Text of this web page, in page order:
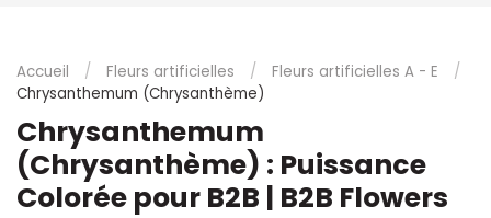
Accueil / Fleurs artificielles / Fleurs artificielles A - E
/
Chrysanthemum (Chrysanthème)
Chrysanthemum
(Chrysanthème) : Puissance
Colorée pour B2B | B2B Flowers